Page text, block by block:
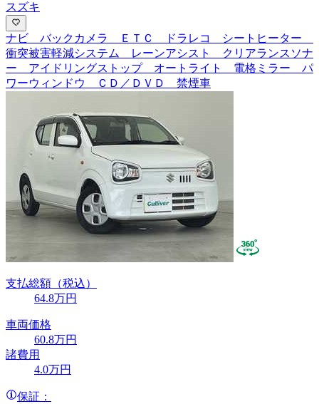
スズキ
ナビ バックカメラ ＥＴＣ ドラレコ シートヒーター
衝突被害軽減システム レーンアシスト クリアランスソナ
ー アイドリングストップ オートライト 電格ミラー パ
ワーウィンドウ ＣＤ／ＤＶＤ 禁煙車
支払総額 （税込）
64.8万円
車両価格
60.8万円
諸費用
4.0万円
保証：